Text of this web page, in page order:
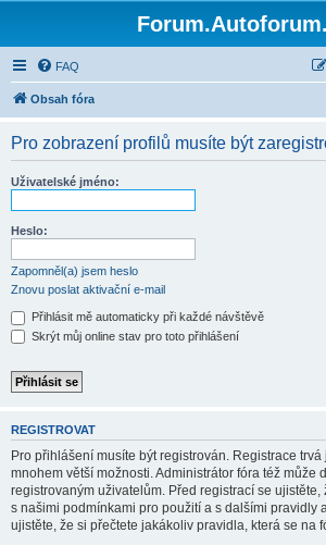
FAQ
Obsah fóra
Pro zobrazení profilů musíte být
Uživatelské jméno:
Heslo:
Zapomněl(a) jsem heslo
Znovu poslat aktivační e-mail
Přihlásit mě automaticky při každé návštěvě
Skrýt můj online stav pro toto přihlášení
REGISTROVAT
Pro přihlášení musíte být registrován. Registrace
mnohem větší možnosti. Administrátor fóra též může
registrovaným uživatelům. Před registrací se ujistěte,
s našimi podmínkami pro použití a s dalšími pravidly
ujistěte, že si přečtete jakákoliv pravidla, která se na